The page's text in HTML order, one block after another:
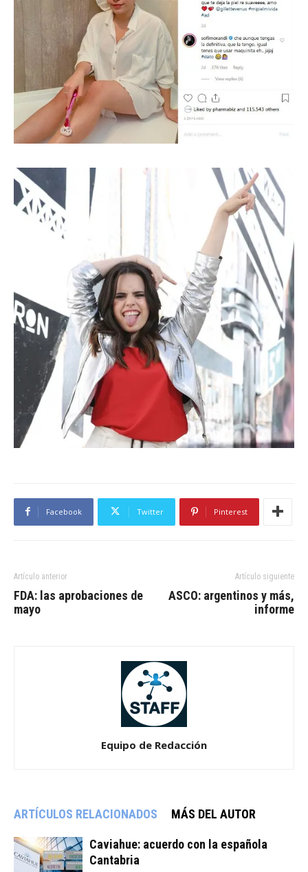
Facebook Twitter Pinterest
Artículo anterior
FDA: las aprobaciones de
mayo
Artículo siguiente
ASCO: argentinos y más,
informe
Equipo de Redacción
ARTÍCULOS RELACIONADOS MÁS DEL AUTOR
Caviahue: acuerdo con la española
Cantabria